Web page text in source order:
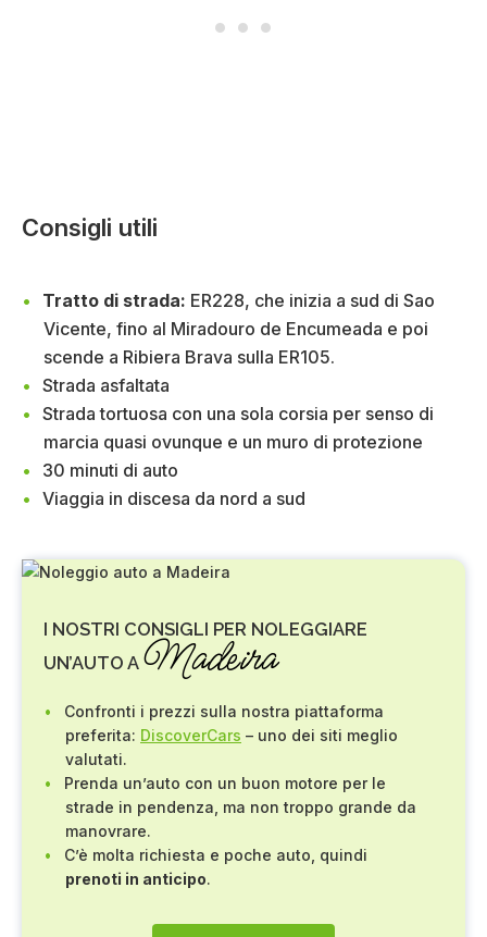
Consigli utili
Tratto di strada: ER228, che inizia a sud di Sao
Vicente, fino al Miradouro de Encumeada e poi
scende a Ribiera Brava sulla ER105.
Strada asfaltata
Strada tortuosa con una sola corsia per senso di
marcia quasi ovunque e un muro di protezione
30 minuti di auto
Viaggia in discesa da nord a sud
I NOSTRI CONSIGLI PER NOLEGGIARE
UN’AUTO A Madeira
Confronti i prezzi sulla nostra piattaforma
preferita: DiscoverCars – uno dei siti meglio
valutati.
Prenda un’auto con un buon motore per le
strade in pendenza, ma non troppo grande da
manovrare.
C’è molta richiesta e poche auto, quindi
prenoti in anticipo.